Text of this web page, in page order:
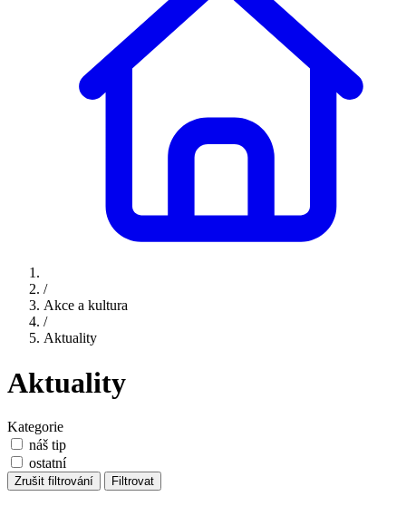
/
Akce a kultura
/
Aktuality
Aktuality
Kategorie
náš tip
ostatní
Zrušit filtrování Filtrovat